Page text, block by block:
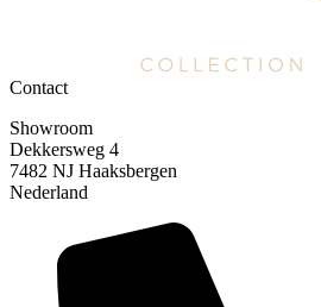
Contact
Showroom
Dekkersweg 4
7482 NJ Haaksbergen
Nederland